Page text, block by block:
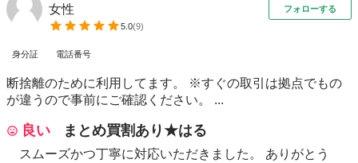
女性
5.0(9)
フォローする
身分証 電話番号
断捨離のために利用してます。 ※すぐの取引は拠点でもの
が違うので事前にご確認ください。 ...
良い まとめ買割あり★はる
スムーズかつ丁寧に対応いただきました。 ありがとう